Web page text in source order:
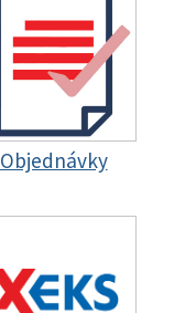
Objednávky